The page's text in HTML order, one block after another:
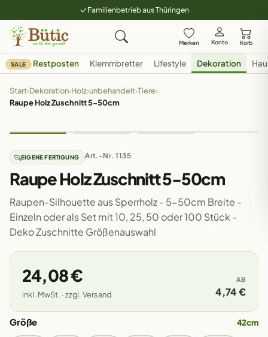
Familienbetrieb aus Thüringen
Merken Konto Korb
SALE Restposten Klemmbretter Lifestyle Dekoration
Start›Dekoration›Holz›unbehandelt›Tiere›
Raupe Holz Zuschnitt 5-50cm
EIGENE FERTIGUNG Art.-Nr. 1135
Raupe Holz Zuschnitt 5-50cm
Raupen-Silhouette aus Sperrholz - 5-50cm Breite -
Einzeln oder als Set mit 10, 25, 50 oder 100 Stück -
Deko Zuschnitte Größenauswahl
24,08 €
inkl. MwSt. · zzgl. Versand
AB
4,74 €
Größe 42cm